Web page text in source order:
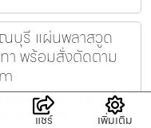
บุรี แผ่นพลาสวูด
า พร้อมสั่งตัดตาม
สวูดหลายสี-ขนาด เช่น สี
แผ่นพลาสวูด.c
แชร์ เพิ่มเติม